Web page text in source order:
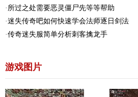
· 所过之处需要恶灵僵尸先等等帮助
·迷失传奇吧如何快速学会法师逐日剑法
·传奇迷失服简单分析刺客擒龙手
游戏图片